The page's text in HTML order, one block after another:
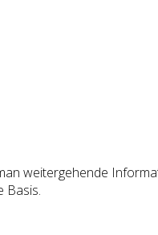
weitergehende
Basis.